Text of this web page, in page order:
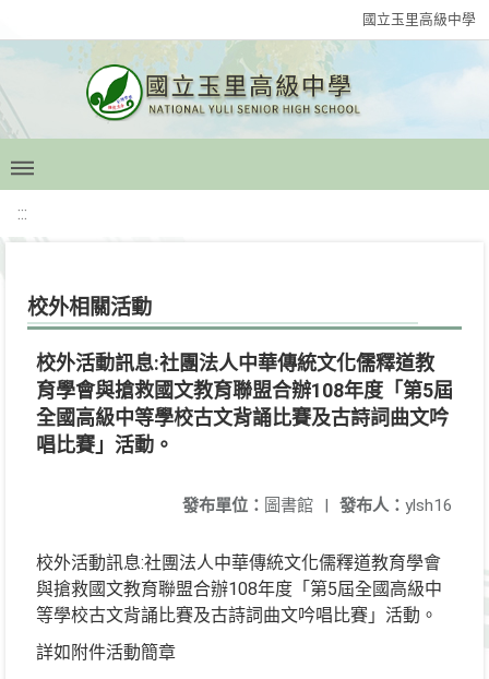
國立玉里高級中學
:::
校外相關活動
校外活動訊息:社團法人中華傳統文化儒釋道教
育學會與搶救國文教育聯盟合辦108年度「第5屆
全國高級中等學校古文背誦比賽及古詩詞曲文吟
唱比賽」活動。
發布人： ylsh16
發布單位： 圖書館 |
校外活動訊息:社團法人中華傳統文化儒釋道教育學會
與搶救國文教育聯盟合辦108年度「第5屆全國高級中
等學校古文背誦比賽及古詩詞曲文吟唱比賽」活動。
詳如附件活動簡章